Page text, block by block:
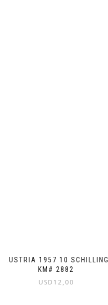
AUSTRIA 1957 10 SCHILLING
KM# 2882
USD 12,00